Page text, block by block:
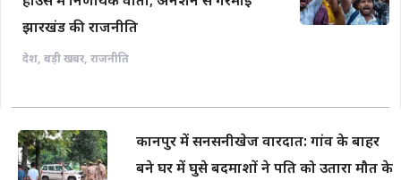
झारखंड की राजनीति
देश, बड़ी खबर, राजनीति
कानपुर में सनसनीखेज वारदात: गांव के बाहर
बने घर में घुसे बदमाशों ने पति को उतारा मौत के